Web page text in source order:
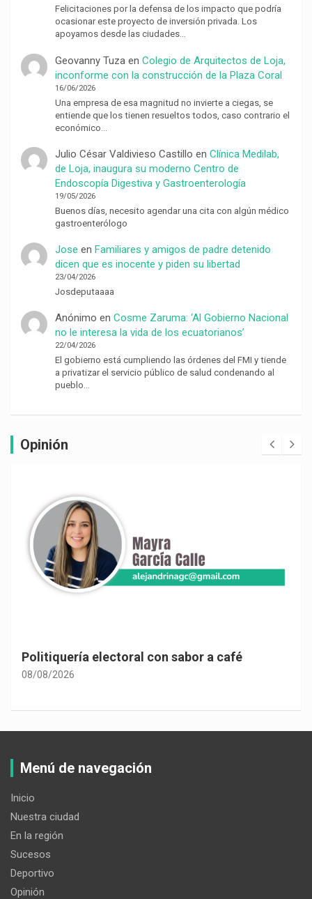
Felicitaciones por la defensa de los impacto que podría
ocasionar este proyecto de inversión privada. Los
apoyamos desde las ciudades…
Geovanny Tuzaen Colegio de Arquitectos de Loja,
inconforme con la construcción de la Plaza Coral
16/06/2026
Una empresa de esa magnitud no invierte a ciegas, se
entiende que los tienen resueltos todos, caso contrario el
económico…
Julio César Valdivieso Castillo en Clínica Medilab,
de Loja, inaugura su moderno Centro de
Endoscopía Digestiva y Gastroenterología
19/05/2026
Buenos días, necesito agendar una cita con algún médico
gastroenterólogo
Jose en Familiares y amigos de padre detenido
dicen que es inocente y piden su libertad
23/04/2026
Josdeputaaaa
Anónimo en Cosme Zaruma: ‘Al Gobierno Nacional
no le interesa la vida de los ecuatorianos’
22/04/2026
El gobierno está cumpliendo las órdenes del FMI y tiende
a privatizar el servicio público de salud condenando al
pueblo…
Opinión
Politiquería electoral con sabor a café
08/08/2026
Menú de navegación
Inicio
Nuestra ciudad
En la región
Sucesos
Deportivo
Opinión